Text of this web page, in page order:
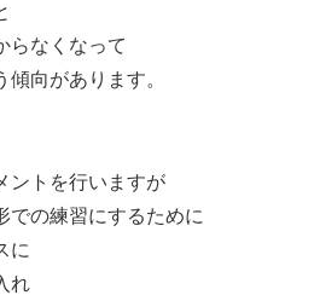
らなくなって
向があります。
ントを行いますが
での練習にするために
に
れ